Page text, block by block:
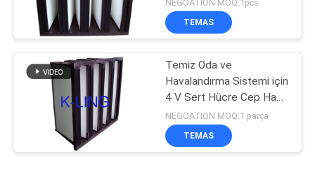
HEPA Filtre Kutusu
NEGOATION MOQ:1pcs
TEMAS
Temiz Oda ve
Havalandırma Sistemi için
4 V Sert Hücre Cep Hava
Filtresi Değiştirme
NEGOATION MOQ:1 parça
TEMAS